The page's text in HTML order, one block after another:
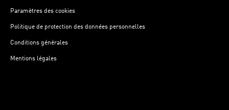
Paramètres des cookies
Politique de protection des données personnelles
Conditions générales
Mentions légales